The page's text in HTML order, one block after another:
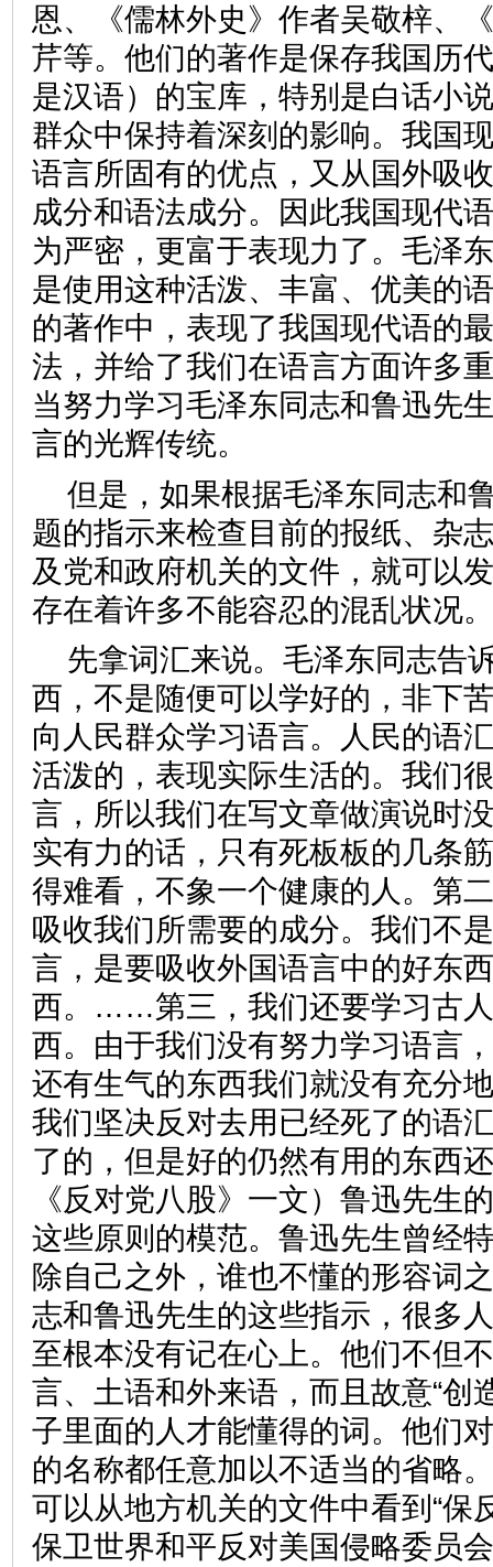
恩、《儒林外史》作者吴敬梓、
芹等。他们的著作是保存我国历
是汉语）的宝库，特别是白话小
群众中保持着深刻的影响。我国
语言所固有的优点，又从国外吸
成分和语法成分。因此我国现代
为严密，更富于表现力了。毛泽
是使用这种活泼、丰富、优美的
的著作中，表现了我国现代语的
法，并给了我们在语言方面许多
当努力学习毛泽东同志和鲁迅先
言的光辉传统。
但是，如果根据毛泽东同志和
题的指示来检查目前的报纸、杂
及党和政府机关的文件，就可以
存在着许多不能容忍的混乱状况。
先拿词汇来说。毛泽东同志告
西，不是随便可以学好的，非下
向人民群众学习语言。人民的语
活泼的，表现实际生活的。我们
言，所以我们在写文章做演说时
实有力的话，只有死板板的几条
得难看，不象一个健康的人。第
吸收我们所需要的成分。我们不
言，是要吸收外国语言中的好东
西。……第三，我们还要学习古
西。由于我们没有努力学习语言
还有生气的东西我们就没有充分
我们坚决反对去用已经死了的语
了的，但是好的仍然有用的东西
《反对党八股》一文）鲁迅先生
这些原则的模范。鲁迅先生曾经
除自己之外，谁也不懂的形容词
志和鲁迅先生的这些指示，很多
至根本没有记在心上。他们不但
言、土语和外来语，而且故意“创
子里面的人才能懂得的词。他们
的名称都任意加以不适当的省略
可以从地方机关的文件中看到“保
保卫世界和平反对美国侵略委员